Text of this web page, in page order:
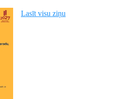
Lasīt visu ziņu